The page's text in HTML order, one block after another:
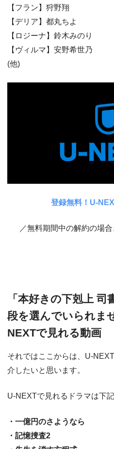
【フラン】狩野翔
【デリア】都丸ちよ
【ロジーナ】鈴木みのり
【ヴィルマ】安野希世乃
(他)
登録無料！U-
／無料期間中の解約の場
「本好きの下剋上
段を選んでいられま
NEXTで見れる動画
それではここからは、U-
介したいと思います。
U-NEXTで見れるドラマは下記
・一億円のさようなら
・記憶捜査2